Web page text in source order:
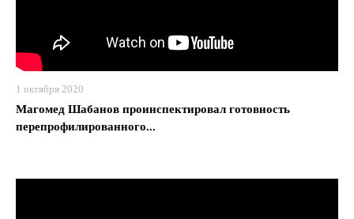
1 октября 2020
Магомед Шабанов проинспектировал готовность
перепрофилированного...